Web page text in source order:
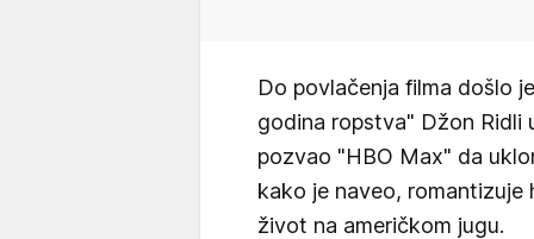
Do povlačenja filma došlo
godina ropstva" Džon Ridli
pozvao "HBO Max" da
kako je naveo,
život na američkom jugu.